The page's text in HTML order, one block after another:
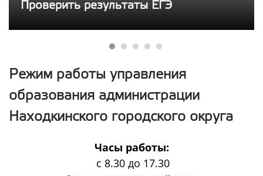
Проверить результаты ЕГЭ
Режим работы управления
образования администрации
Находкинского городского округа
Часы работы:
с 8.30 до 17.30